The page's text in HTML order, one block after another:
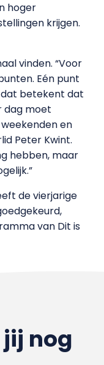
hoger
krijgen.
vinden. “Voor
Eén punt
dat betekent dat
dag moet
en
Peter Kwint.
hebben, maar
de vierjarige
van Dit is
jij nog